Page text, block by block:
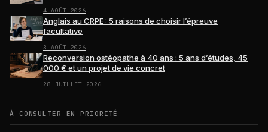
4 AOÛT 2026
Anglais au CRPE : 5 raisons de choisir l’épreuve
facultative
3 AOÛT 2026
Reconversion ostéopathe à 40 ans : 5 ans d’études, 45
000 € et un projet de vie concret
28 JUILLET 2026
À CONSULTER EN PRIORITÉ